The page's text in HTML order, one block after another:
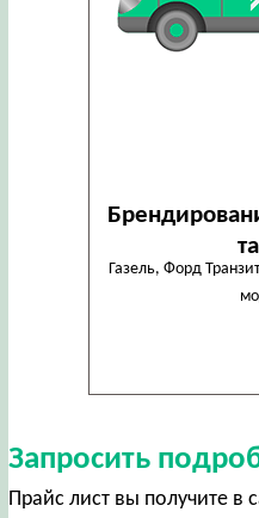
Газель, Форд
Запросить
Прайс лист вы получите